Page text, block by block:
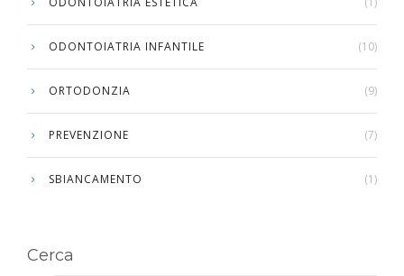
ODONTOIATRIA INFANTILE (10)
ORTODONZIA (9)
PREVENZIONE (7)
SBIANCAMENTO (1)
Cerca